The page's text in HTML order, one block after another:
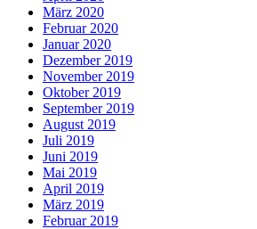
März 2020
Februar 2020
Januar 2020
Dezember 2019
November 2019
Oktober 2019
September 2019
August 2019
Juli 2019
Juni 2019
Mai 2019
April 2019
März 2019
Februar 2019